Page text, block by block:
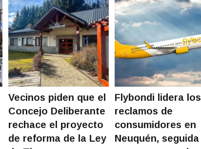
Vecinos piden que el
Concejo Deliberante
rechace el proyecto
de reforma de la Ley
Flybondi lidera los
reclamos de
consumidores en
Neuquén, seguida